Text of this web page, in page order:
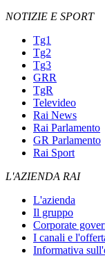
NOTIZIE E SPORT
Tg1
Tg2
Tg3
GRR
TgR
Televideo
Rai News
Rai Parlamento
GR Parlamento
Rai Sport
L'AZIENDA RAI
L'azienda
Il gruppo
Corporate
I canali e
Informativa